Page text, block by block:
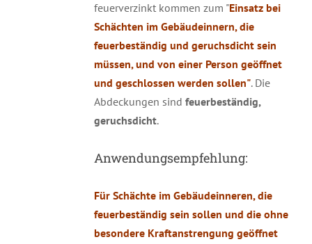
feuerverzinkt kommen zum "Einsatz bei
Schächten im Gebäudeinnern, die
feuerbeständig und geruchsdicht sein
müssen, und von einer Person geöffnet
und geschlossen werden sollen". Die
Abdeckungen sind feuerbeständig,
geruchsdicht.
Anwendungsempfehlung:
Für Schächte im Gebäudeinneren, die
feuerbeständig sein sollen und die ohne
besondere Kraftanstrengung geöffnet